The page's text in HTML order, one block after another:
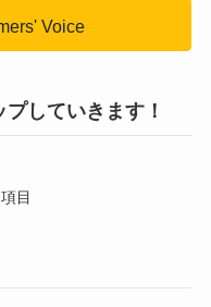
Voice
していきます！
目